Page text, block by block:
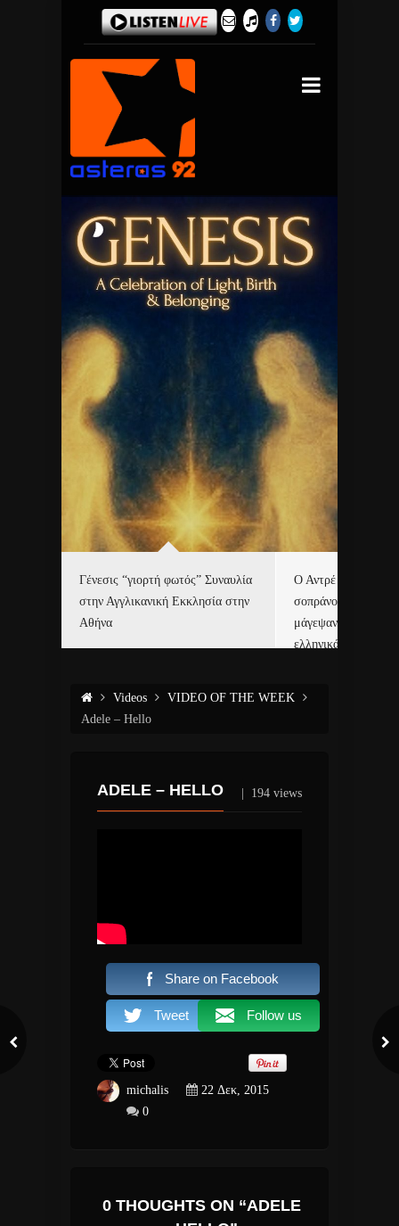
Γένεσις “γιορτή φωτός” Συναυλία
στην Αγγλικανική Εκκλησία στην
Αθήνα
Ο Αντρέ Ριέ και η
σοπράνο Χριστίνα
μάγεψαν το
ελληνικά κάλαντα!
Videos
VIDEO OF THE WEEK
Adele – Hello
ADELE – HELLO 194 views
Share on Facebook
Tweet Follow us
michalis
22 Δεκ, 2015
0
0 THOUGHTS ON “ADELE